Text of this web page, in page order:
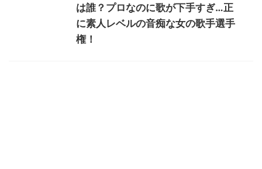
は誰？プロなのに歌が下手すぎ…正
に素人レベルの音痴な女の歌手選手
権！